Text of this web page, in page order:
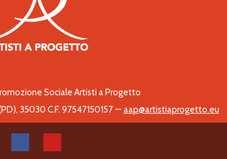
Sociale Artisti a Progetto
35030 C.F. 97547150157– aap@artistiaprogetto.eu